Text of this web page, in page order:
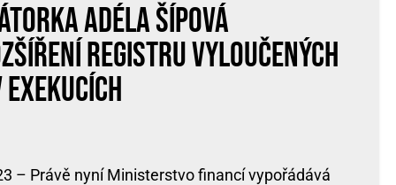
Adéla Šípová
registru vyloučených
– Právě nyní Ministerstvo financí vypořádává